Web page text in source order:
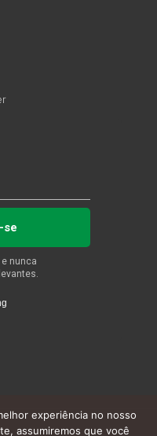
experiência no nosso
assumiremos que você